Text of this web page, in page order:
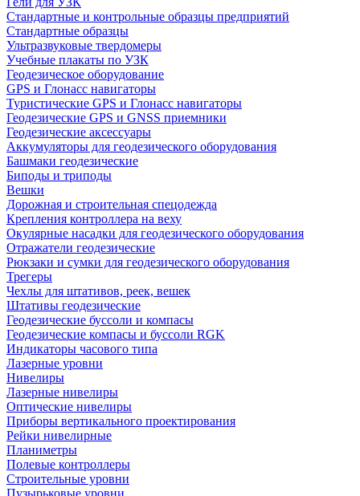
Стандартные и контрольные образцы предприятий
Стандартные образцы
Ультразвуковые твердомеры
Учебные плакаты по УЗК
Геодезическое оборудование
GPS и Глонасс навигаторы
Туристические GPS и Глонасс навигаторы
Геодезические GPS и GNSS приемники
Геодезические аксессуары
Аккумуляторы для геодезического оборудования
Башмаки геодезические
Биподы и триподы
Вешки
Дорожная и строительная спецодежда
Крепления контроллера на веху
Окулярные насадки для геодезического оборудования
Отражатели геодезические
Рюкзаки и сумки для геодезического оборудования
Трегеры
Чехлы для штативов, реек, вешек
Штативы геодезические
Геодезические буссоли и компасы
Геодезические компасы и буссоли RGK
Индикаторы часового типа
Лазерные уровни
Нивелиры
Лазерные нивелиры
Оптические нивелиры
Приборы вертикального проектирования
Рейки нивелирные
Планиметры
Полевые контроллеры
Строительные уровни
Пузырьковые уровни